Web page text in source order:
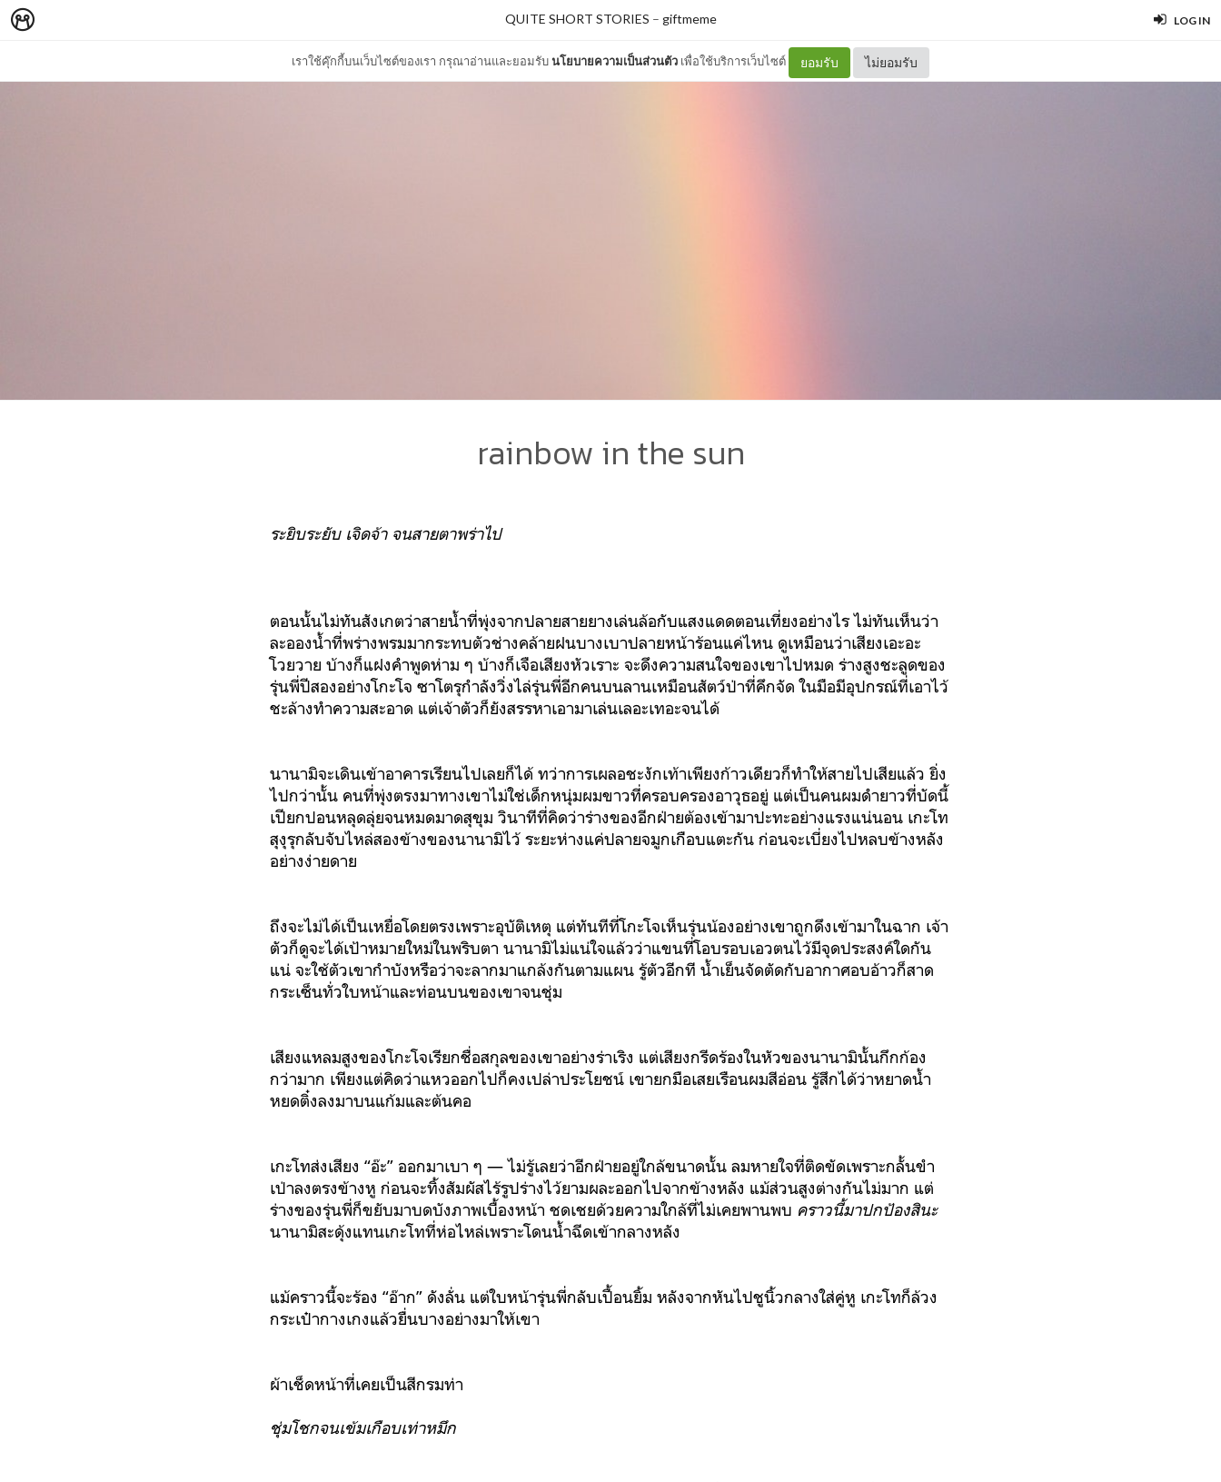
LOG IN
เราใช้คุ๊กกี้บนเว็บไซต์ของเรา กรุณาอ่านและยอมรับนโยบายความเป็นส่วนตัว เพื่อใช้บริการเว็บไซต์ ยอมรับ ไม่ยอมรับ
QUITE SHORT STORIES – giftmeme
rainbow in the sun
ระยิบระยับ เจิดจ้า จนสายตาพร่าไป
ตอนนั้นไม่ทันสังเกตว่าสายน้ำที่พุ่งจากปลายสายยางเล่นล้อกับแสงแดดตอนเที่ยงอย่างไร ไม่ทันเห็นว่า
ละอองน้ำที่พร่างพรมมากระทบตัวช่างคล้ายฝนบางเบาปลายหน้าร้อนแค่ไหน ดูเหมือนว่าเสียงเอะอะ
โวยวาย บ้างก็แฝงคำพูดห่าม ๆ บ้างก็เจือเสียงหัวเราะ จะดึงความสนใจของเขาไปหมด ร่างสูงชะลูดของ
รุ่นพี่ปีสองอย่างโกะโจ ซาโตรุกำลังวิ่งไล่รุ่นพี่อีกคนบนลานเหมือนสัตว์ป่าที่คึกจัด ในมือมีอุปกรณ์ที่เอาไว้
ชะล้างทำความสะอาด แต่เจ้าตัวก็ยังสรรหาเอามาเล่นเลอะเทอะจนได้
นานามิจะเดินเข้าอาคารเรียนไปเลยก็ได้ ทว่าการเผลอชะงักเท้าเพียงก้าวเดียวก็ทำให้สายไปเสียแล้ว ยิ่ง
ไปกว่านั้น คนที่พุ่งตรงมาทางเขาไม่ใช่เด็กหนุ่มผมขาวที่ครอบครองอาวุธอยู่ แต่เป็นคนผมดำยาวที่บัดนี้
เปียกปอนหลุดลุ่ยจนหมดมาดสุขุม วินาทีที่คิดว่าร่างของอีกฝ่ายต้องเข้ามาปะทะอย่างแรงแน่นอน เกะโท
สุงุรุกลับจับไหล่สองข้างของนานามิไว้ ระยะห่างแค่ปลายจมูกเกือบแตะกัน ก่อนจะเบี่ยงไปหลบข้างหลัง
อย่างง่ายดาย
ถึงจะไม่ได้เป็นเหยื่อโดยตรงเพราะอุบัติเหตุ แต่ทันทีที่โกะโจเห็นรุ่นน้องอย่างเขาถูกดึงเข้ามาในฉาก เจ้า
ตัวก็ดูจะได้เป้าหมายใหม่ในพริบตา นานามิไม่แน่ใจแล้วว่าแขนที่โอบรอบเอวตนไว้มีจุดประสงค์ใดกัน
แน่ จะใช้ตัวเขากำบังหรือว่าจะลากมาแกล้งกันตามแผน รู้ตัวอีกที น้ำเย็นจัดตัดกับอากาศอบอ้าวก็สาด
กระเซ็นทั่วใบหน้าและท่อนบนของเขาจนชุ่ม
เสียงแหลมสูงของโกะโจเรียกชื่อสกุลของเขาอย่างร่าเริง แต่เสียงกรีดร้องในหัวของนานามินั้นกึกก้อง
กว่ามาก เพียงแต่คิดว่าแหวออกไปก็คงเปล่าประโยชน์ เขายกมือเสยเรือนผมสีอ่อน รู้สึกได้ว่าหยาดน้ำ
หยดติ๋งลงมาบนแก้มและต้นคอ
เกะโทส่งเสียง “อ๊ะ” ออกมาเบา ๆ —ไม่รู้เลยว่าอีกฝ่ายอยู่ใกล้ขนาดนั้น ลมหายใจที่ติดขัดเพราะกลั้นขำ
เป่าลงตรงข้างหู ก่อนจะทิ้งสัมผัสไร้รูปร่างไว้ยามผละออกไปจากข้างหลัง แม้ส่วนสูงต่างกันไม่มาก แต่
ร่างของรุ่นพี่ก็ขยับมาบดบังภาพเบื้องหน้า ชดเชยด้วยความใกล้ที่ไม่เคยพานพบ คราวนี้มาปกป้องสินะ
นานามิสะดุ้งแทนเกะโทที่ห่อไหล่เพราะโดนน้ำฉีดเข้ากลางหลัง
แม้คราวนี้จะร้อง “อ๊าก” ดังลั่น แต่ใบหน้ารุ่นพี่กลับเปื้อนยิ้ม หลังจากหันไปชูนิ้วกลางใส่คู่หู เกะโทก็ล้วง
กระเป๋ากางเกงแล้วยื่นบางอย่างมาให้เขา
ผ้าเช็ดหน้าที่เคยเป็นสีกรมท่า
ชุ่มโชกจนเข้มเกือบเท่าหมึก